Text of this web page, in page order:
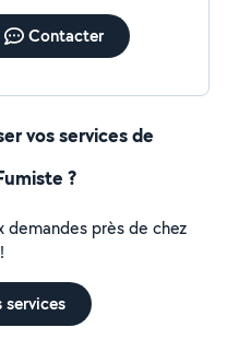
Contacter
vos services de
?
demandes près de chez
services